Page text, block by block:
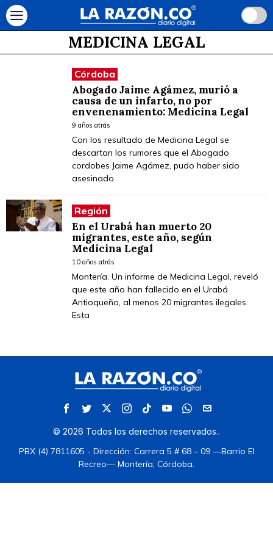
MEDICINA LEGAL
Córdoba
Abogado Jaime Agámez, murió a
causa de un infarto, no por
envenenamiento: Medicina Legal
9 años atrás
Con los resultado de Medicina Legal se
descartan los rumores que el Abogado
cordobes Jaime Agámez, pudo haber sido
asesinado
Región
En el Urabá han muerto 20
migrantes, este año, según
Medicina Legal
10 años atrás
Montería. Un informe de Medicina Legal, reveló
que este año han fallecido en el Urabá
Antioqueño, al menos 20 migrantes ilegales.
Esta
© 2026 Todos los derechos reservados..
PBX (4) 7811605 - Dirección: Carrera 5 # 68 – 09 —Barrio El
Recreo— Montería, Córdoba.